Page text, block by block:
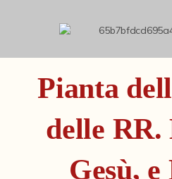
Collezioni
Cataloghi storici
Pianta
delle
Gesù,